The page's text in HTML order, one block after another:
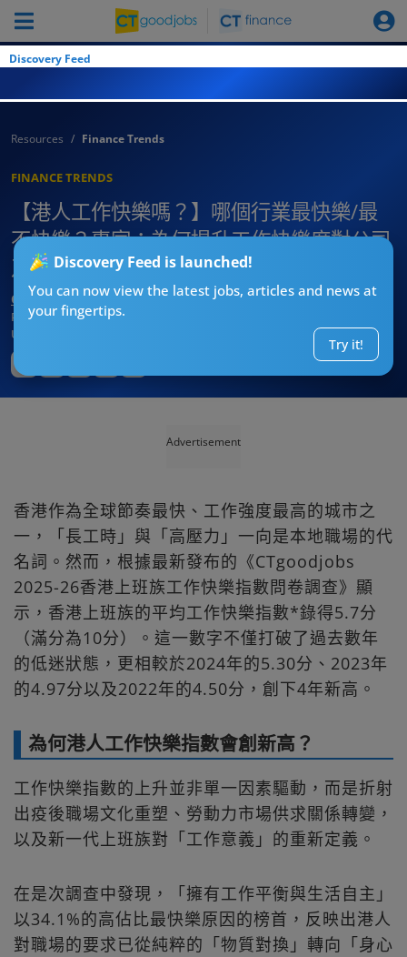
Discovery Feed
Discovery Feed is launched!
You can now view the latest jobs, articles and news at
your fingertips.
Try it!
Resources Finance Trends
FINANCE TRENDS
【港人工作快樂嗎？】哪個行業最快樂/最
不快樂？專家：為何提升工作快樂度對公司
及員工很重要
CTgoodjobs’ Editor
Published:2026-06-01 20:30
Updated:
Advertisement
香港作為全球節奏最快、工作強度最高的城市之
一，「長工時」與「高壓力」一向是本地職場的代
名詞。然而，根據最新發布的《CTgoodjobs
2025-26香港上班族工作快樂指數問卷調查》顯
示，香港上班族的平均工作快樂指數*錄得5.7分
（滿分為10分）。這一數字不僅打破了過去數年
的低迷狀態，更相較於2024年的5.30分、2023年
的4.97分以及2022年的4.50分，創下4年新高。
為何港人工作快樂指數會創新高？
工作快樂指數的上升並非單一因素驅動，而是折射
出疫後職場文化重塑、勞動力市場供求關係轉變，
以及新一代上班族對「工作意義」的重新定義。
在是次調查中發現，「擁有工作平衡與生活自主」
以34.1%的高佔比最快樂原因的榜首，反映出港人
對職場的要求已從純粹的「物質對換」轉向「身心